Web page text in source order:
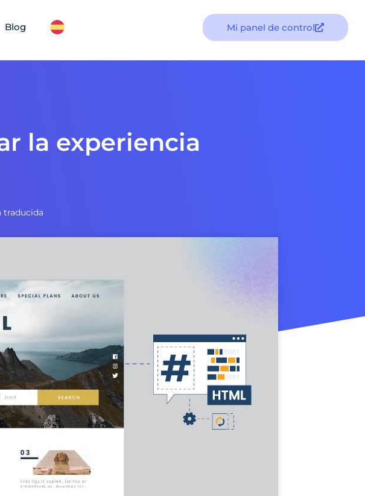
Blog Mi panel de control
la experiencia
traducida